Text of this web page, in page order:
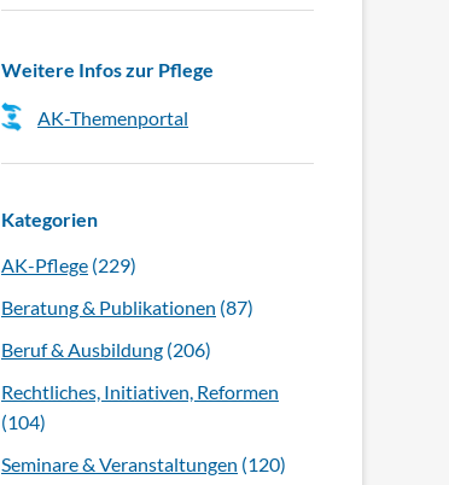
Weitere Infos zur Pflege
AK-Themenportal
Kategorien
AK-Pflege (229)
Beratung & Publikationen (87)
Beruf & Ausbildung (206)
Rechtliches, Initiativen, Reformen
(104)
Seminare & Veranstaltungen (120)